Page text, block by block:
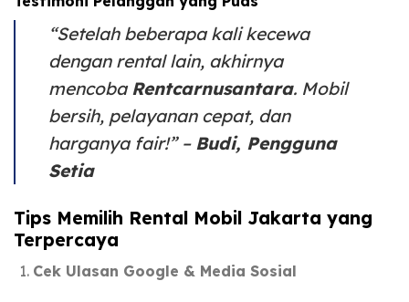
“Setelah beberapa kali kecewa
dengan rental lain, akhirnya
mencobaRentcarnusantara. Mobil
bersih, pelayanan cepat, dan
harganya fair!”– Budi, Pengguna
Setia
Tips Memilih Rental Mobil Jakarta yang
Terpercaya
Cek Ulasan Google & Media Sosial